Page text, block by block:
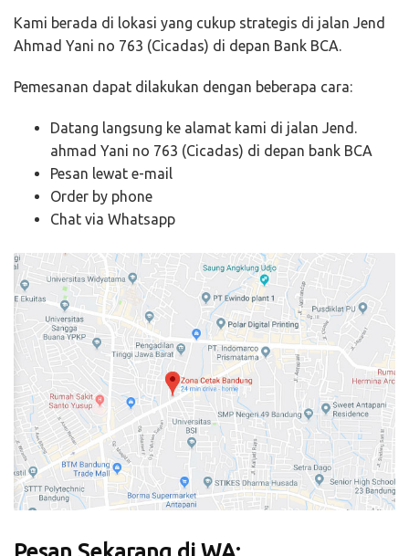
Kami berada di lokasi yang cukup strategis di jalan Jend
Ahmad Yani no 763 (Cicadas) di depan Bank BCA.
Pemesanan dapat dilakukan dengan beberapa cara:
Datang langsung ke alamat kami di jalan Jend.
ahmad Yani no 763 (Cicadas) di depan bank BCA
Pesan lewat e-mail
Order by phone
Chat via Whatsapp